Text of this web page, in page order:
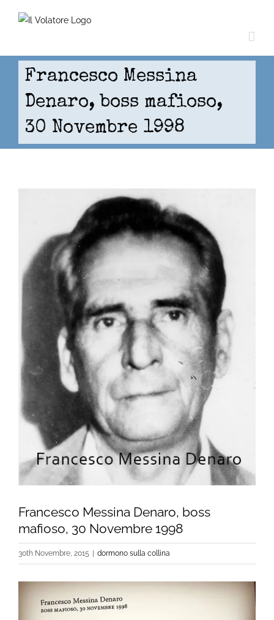
Francesco Messina
Denaro, boss mafioso,
30 Novembre 1998
Francesco Messina Denaro, boss
mafioso, 30 Novembre 1998
30th Novembre, 2015 dormono sulla collina